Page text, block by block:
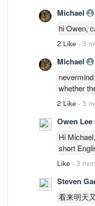
1.85～2.00区
成交量下降
表现：
假突破2.00
假跌破1.90
时间：
5～10个交
结论：
? 当前最真实
路径C：回踩
概率：20%
条件：
跌破1.85
OBV下滑
目标：
Michael
hi Owen,
2 Like · 3
Michael
whether
2 Like · 3
Owen Lee
Hi
short
Like · 3
Steven
看来明天